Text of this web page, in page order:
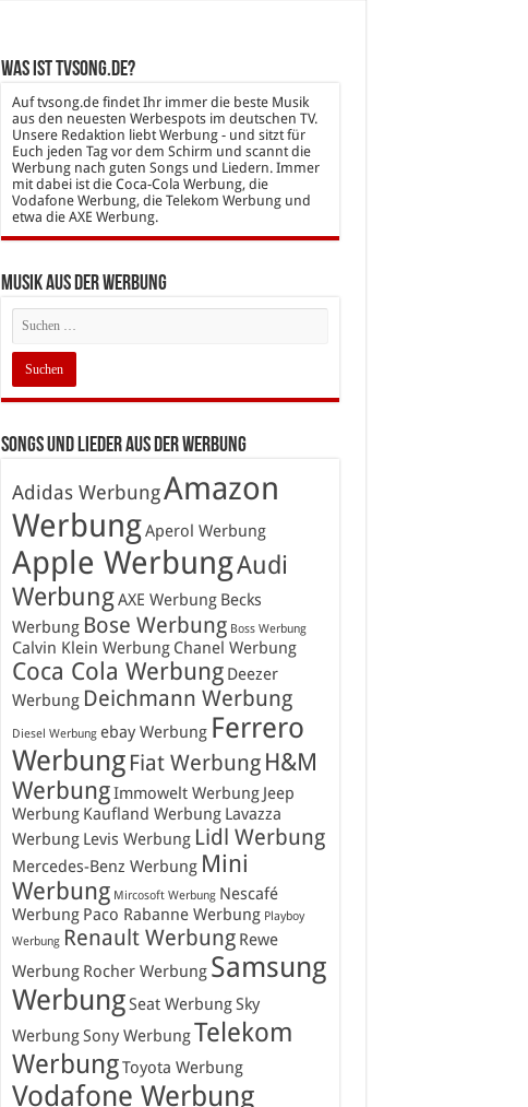
Was ist tvsong.de?
Auf tvsong.de findet Ihr immer die beste Musik
aus den neuesten Werbespots im deutschen TV.
Unsere Redaktion liebt Werbung - und sitzt für
Euch jeden Tag vor dem Schirm und scannt die
Werbung nach guten Songs und Liedern. Immer
mit dabei ist die Coca-Cola Werbung, die
Vodafone Werbung, die Telekom Werbung und
etwa die AXE Werbung.
Musik aus der Werbung
Songs und Lieder aus der Werbung
Adidas WerbungAmazon
WerbungAperol Werbung
Apple WerbungAudi
WerbungAXE Werbung Becks
Werbung Bose Werbung Boss Werbung
Calvin Klein Werbung Chanel Werbung
Coca Cola Werbung Deezer
Werbung Deichmann Werbung
Diesel Werbung ebay Werbung Ferrero
Werbung Fiat Werbung H&M
WerbungImmowelt Werbung Jeep
Werbung Kaufland Werbung Lavazza
Werbung Levis Werbung Lidl Werbung
Mercedes-Benz Werbung Mini
Werbung Mircosoft Werbung Nescafé
Werbung Paco Rabanne Werbung Playboy
Werbung Renault Werbung Rewe
Werbung Rocher Werbung Samsung
WerbungSeat WerbungSky
WerbungSony WerbungTelekom
WerbungToyota Werbung
Vodafone Werbung